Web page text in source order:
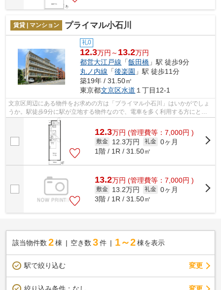
賃貸 | マンション プライマル小石川
礼0
12.3万円～ 13.2万円
都営大江戸線 「飯田橋 」駅 徒歩9分
丸ノ内線 「後楽園 」駅 徒歩11分
築19年 / 31.50㎡
東京都文京区水道 １丁目12-1
文京区周辺にある物件をお求めの方は「プライマル小石川」はいかがでしょ
うか。駅徒歩9分に駅が立地する物件なので、電車を多く利用する方にとっ
て便利です。こちらはマンションタイプ...
12.3万円 (管理費等：7,000円 )
敷金 12.3万円 礼金 0ヶ月
1階 / 1R / 31.50㎡
13.2万円 (管理費等：7,000円 )
敷金 13.2万円 礼金 0ヶ月
3階 / 1R / 31.50㎡
該当物件数 2棟 空き数 3 件 1～2 棟を表示
駅で絞り込む 変更